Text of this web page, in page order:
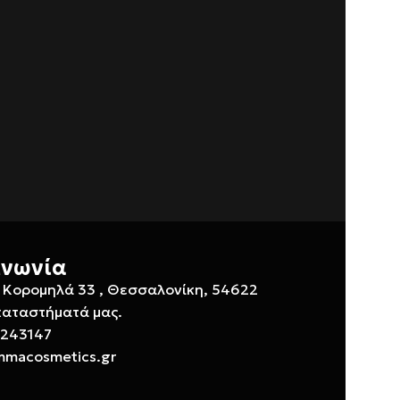
Κορομηλά 33 , Θεσσαλονίκη, 54622
μας.